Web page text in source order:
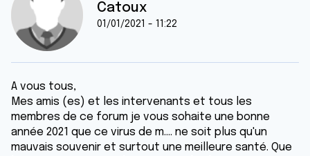
Catoux
01/01/2021 - 11:22
A vous tous,
Mes amis (es) et les intervenants et tous les
membres de ce forum je vous sohaite une bonne
année 2021 que ce virus de m.... ne soit plus qu'un
mauvais souvenir et surtout une meilleure santé. Que